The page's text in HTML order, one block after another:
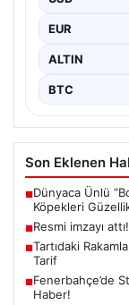
EUR
ALTIN
BTC
Son Eklenen
■Dünyaca Ünlü
Köpekleri
■Resmi imzayı
■Tartıdaki
Tarif
■Fenerbahçe’de
Haber!